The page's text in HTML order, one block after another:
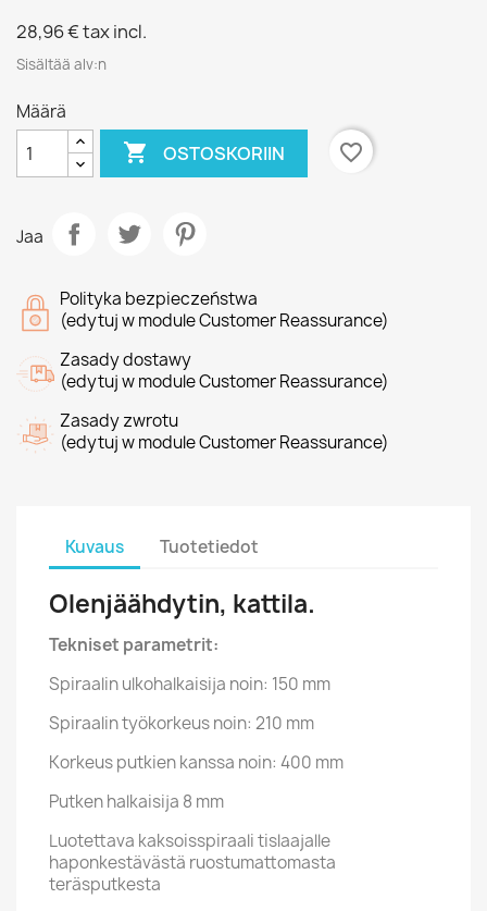
28,96 €tax incl.
Sisältää alv:n
Määrä
 OSTOSKORIIN favorite_border
Jaa
Polityka bezpieczeństwa
(edytuj w module Customer Reassurance)
Zasady dostawy
(edytuj w module Customer Reassurance)
Zasady zwrotu
(edytuj w module Customer Reassurance)
Kuvaus Tuotetiedot
Olenjäähdytin, kattila.
Tekniset parametrit:
Spiraalin ulkohalkaisija noin: 150 mm
Spiraalin työkorkeus noin: 210 mm
Korkeus putkien kanssa noin: 400 mm
Putken halkaisija 8 mm
Luotettava kaksoisspiraali tislaajalle
haponkestävästä ruostumattomasta
teräsputkesta